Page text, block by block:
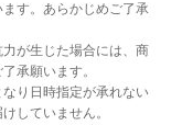
す。あらかじめご了承
が生じた場合には、商
承願います。
り日時指定が承れない
していません。